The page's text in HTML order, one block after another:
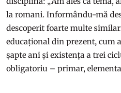
la romani. Informându-mă
descoperit foarte multe
educațional din prezent, cum
șapte ani și existența a trei
obligatoriu – primar,